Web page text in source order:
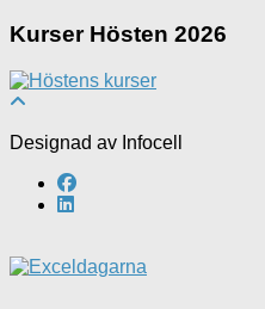
Kurser Hösten 2026
Designad av Infocell